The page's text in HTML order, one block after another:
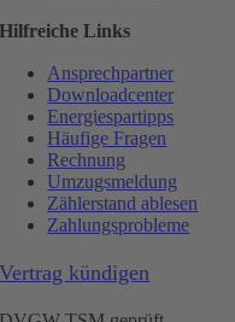
Hilfreiche Links
Ansprechpartner
Downloadcenter
Energiespartipps
Häufige Fragen
Rechnung
Umzugsmeldung
Zählerstand ablesen
Zahlungsprobleme
Vertrag kündigen